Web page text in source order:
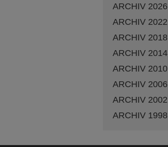
ARCHIV 2026
ARCHIV 2022
ARCHIV 2018
ARCHIV 2014
ARCHIV 2010
ARCHIV 2006
ARCHIV 2002
ARCHIV 1998